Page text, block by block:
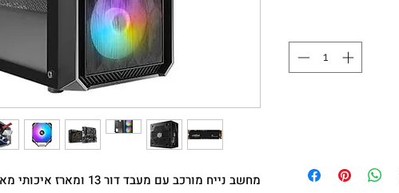
מחשב נייח מורכב עם מעבד דור 13 ומארז איכותי מאוד